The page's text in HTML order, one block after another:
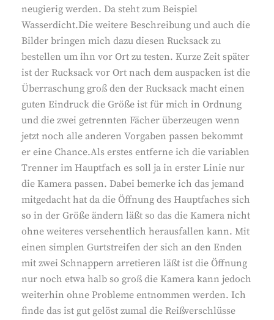
neugierig werden. Da steht zum Beispiel
Wasserdicht.Die weitere Beschreibung und auch die
Bilder bringen mich dazu diesen Rucksack zu
bestellen um ihn vor Ort zu testen. Kurze Zeit später
ist der Rucksack vor Ort nach dem auspacken ist die
Überraschung groß den der Rucksack macht einen
guten Eindruck die Größe ist für mich in Ordnung
und die zwei getrennten Fächer überzeugen wenn
jetzt noch alle anderen Vorgaben passen bekommt
er eine Chance.Als erstes entferne ich die variablen
Trenner im Hauptfach es soll ja in erster Linie nur
die Kamera passen. Dabei bemerke ich das jemand
mitgedacht hat da die Öffnung des Hauptfaches sich
so in der Größe ändern läßt so das die Kamera nicht
ohne weiteres versehentlich herausfallen kann. Mit
einen simplen Gurtstreifen der sich an den Enden
mit zwei Schnappern arretieren läßt ist die Öffnung
nur noch etwa halb so groß die Kamera kann jedoch
weiterhin ohne Probleme entnommen werden. Ich
finde das ist gut gelöst zumal die Reißverschlüsse